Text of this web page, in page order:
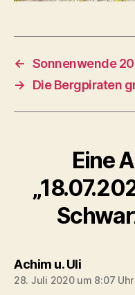
← Sonnenwende
→
Die Bergpiraten
Eine
Achim u. Ulisagt:
28. Juli 2020 um 8:07 Uhr